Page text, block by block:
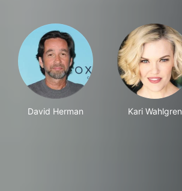
David Herman Kari Wahlgren